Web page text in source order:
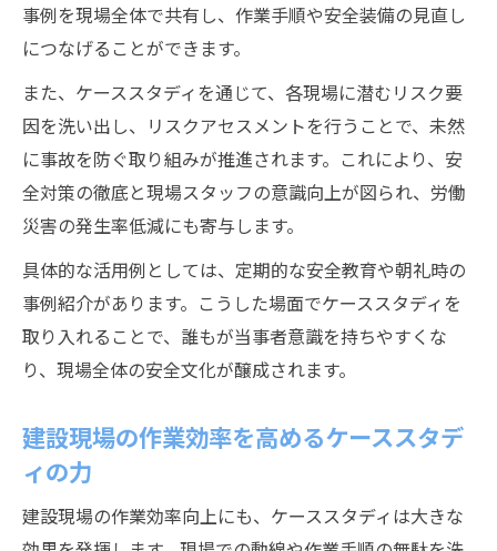
事例を現場全体で共有し、作業手順や安全装備の見直し
につなげることができます。
また、ケーススタディを通じて、各現場に潜むリスク要
因を洗い出し、リスクアセスメントを行うことで、未然
に事故を防ぐ取り組みが推進されます。これにより、安
全対策の徹底と現場スタッフの意識向上が図られ、労働
災害の発生率低減にも寄与します。
具体的な活用例としては、定期的な安全教育や朝礼時の
事例紹介があります。こうした場面でケーススタディを
取り入れることで、誰もが当事者意識を持ちやすくな
り、現場全体の安全文化が醸成されます。
建設現場の作業効率を高めるケーススタデ
ィの力
建設現場の作業効率向上にも、ケーススタディは大きな